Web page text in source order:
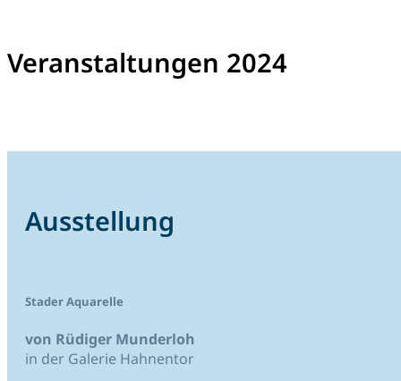
Veranstaltungen 2024
Ausstellung
Stader Aquarelle
von Rüdiger Munderloh
in der Galerie Hahnentor